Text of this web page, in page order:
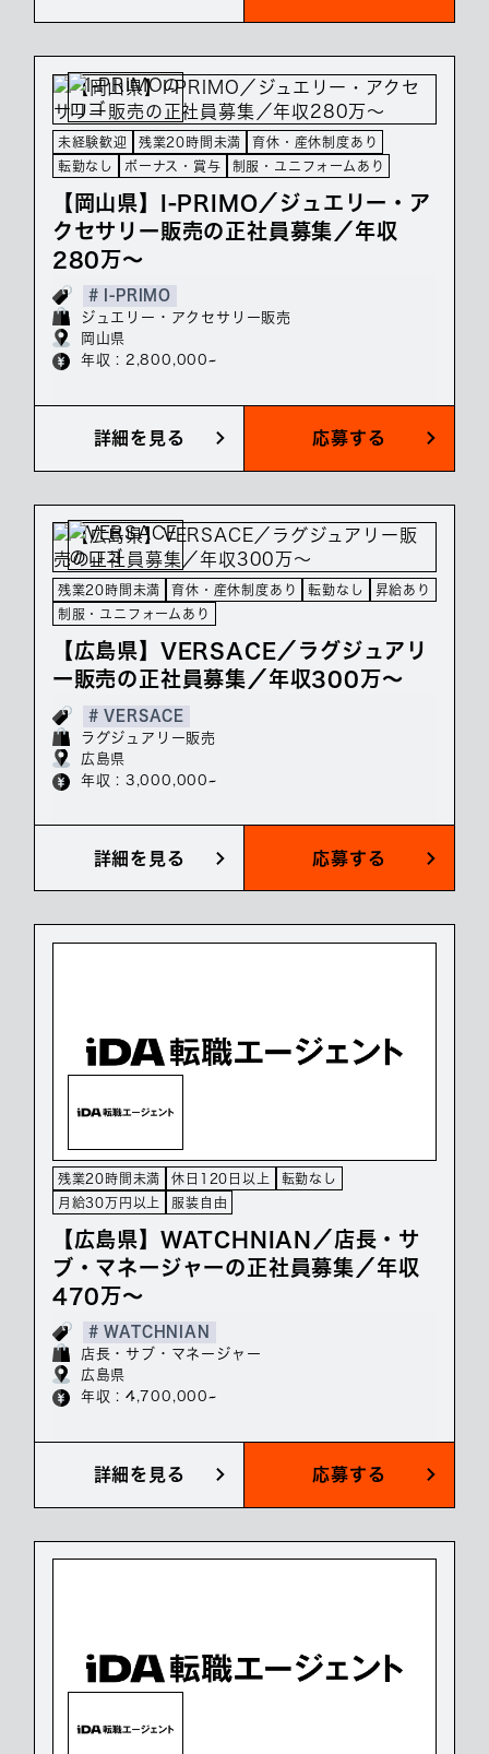
未経験歓迎 残業20時間未満
育休・産休制度あり
転勤なし
ボーナス・賞与 制服・ユニフォームあり
【岡山県】I-PRIMO／ジュエリー・ア
クセサリー販売の正社員募集／年収
280万～
# I-PRIMO
ジュエリー・アクセサリー販売
岡山県
年収 : 2,800,000~
詳細を見る 応募する
残業20時間未満 育休・産休制度あり 転勤なし
昇給あり
制服・ユニフォームあり
【広島県】VERSACE／ラグジュアリ
ー販売の正社員募集／年収300万～
# VERSACE
ラグジュアリー販売
広島県
年収 : 3,000,000~
詳細を見る 応募する
残業20時間未満 休日120日以上
転勤なし
月給30万円以上
服装自由
【広島県】WATCHNIAN／店長・サ
ブ・マネージャーの正社員募集／年収
470万～
# WATCHNIAN
店長・サブ・マネージャー
広島県
年収 : 4,700,000~
詳細を見る 応募する